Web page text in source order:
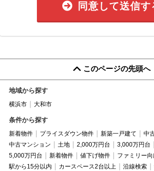
同意して送信す
このページの先頭へ
地域から探す
横浜市 大和市
条件から探す
新着物件 プライスダウン物件 新築一戸建て
中
中古マンション
土地 2,000万円台 3,000万円台
5,000万円台
新着物件 値下げ物件
ファミリー向
駅から15分以内
カースペース2台以上 沿線検索